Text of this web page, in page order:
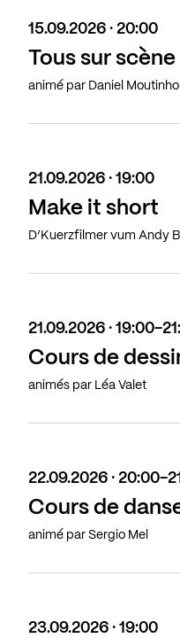
15.09.2026 · 20:00
Tous sur scène
animé par Daniel Moutinho
21.09.2026 · 19:00
Make it short
D’Kuerzfilmer vum Andy
21.09.2026 · 19:00-
Cours de
animés par Léa Valet
22.09.2026 · 20:00-
Cours de
animé par Sergio Mel
23.09.2026 · 19:00